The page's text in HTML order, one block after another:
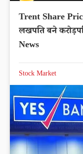
Trent Share
लखपति बने
News
Stock Market